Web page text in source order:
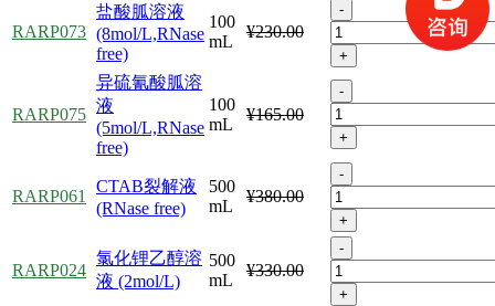
RARP073
盐酸胍溶液
(8mol/L,RNase
free)
100
mL
¥230.00
-
+
RARP075
异硫氰酸胍溶
液
(5mol/L,RNase
free)
100
mL
¥165.00
-
+
RARP061
CTAB裂解液
(RNase free)
500
mL
¥380.00
-
+
RARP024
氯化锂乙醇溶
液 (2mol/L)
500
mL
¥330.00
-
+